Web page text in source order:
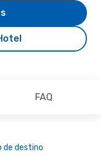
FAQ
de destino